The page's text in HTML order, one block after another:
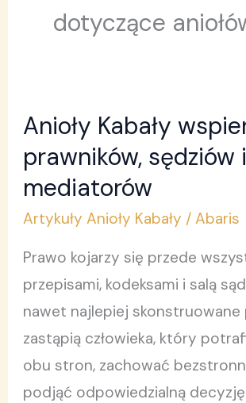
dotyczące
Anioły Kabały
prawników, sędziów i
mediatorów
Artykuły Anioły Kabały /Abaris
Prawo kojarzy się przede
przepisami, kodeksami i salą
nawet najlepiej skonstruowane
zastąpią człowieka, który
obu stron, zachować
podjąć odpowiedzialną
Anioły
Kabały
wspierające
sędziów
i
mediatorów